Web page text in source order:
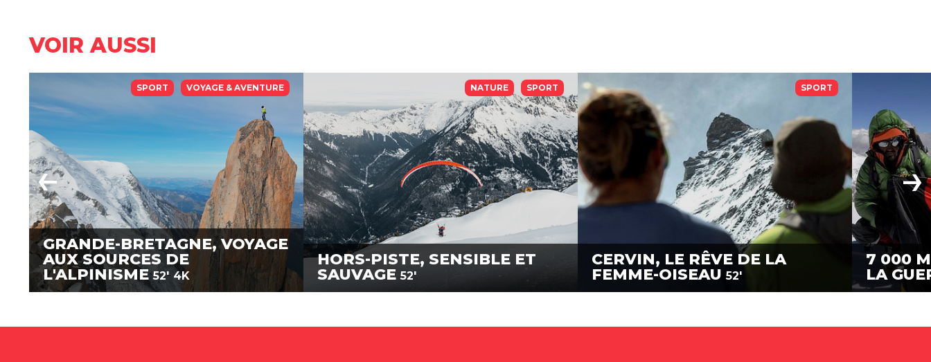
VOIR AUSSI
SPORT VOYAGE & AVENTURE
GRANDE-BRETAGNE, VOYAGE
AUX SOURCES DE
L'ALPINISME 52' 4K
NATURE SPORT
HORS-PISTE, SENSIBLE ET
SAUVAGE 52'
SPORT
CERVIN, LE RÊVE DE LA
FEMME-OISEAU 52'
7 000
LA